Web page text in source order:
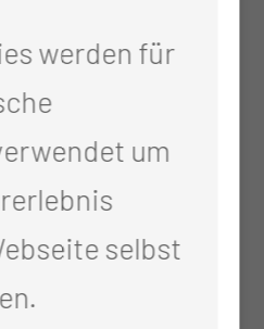
Diagnostik
am Paraffin-
werden für
um
selbst